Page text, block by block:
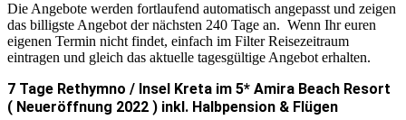
Die Angebote werden fortlaufend automatisch angepasst und zeigen
das billigste Angebot der nächsten 240 Tage an. Wenn Ihr euren
eigenen Termin nicht findet, einfach im Filter Reisezeitraum
eintragen und gleich das aktuelle tagesgültige Angebot erhalten.
7 Tage Rethymno / Insel Kreta im 5* Amira Beach Resort
( Neueröffnung 2022 ) inkl. Halbpension & Flügen